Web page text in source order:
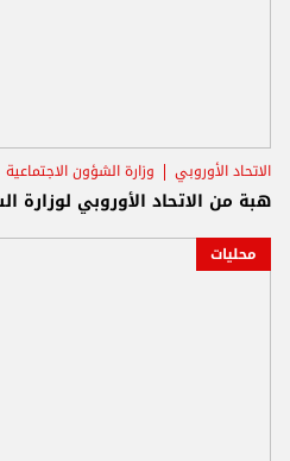
الاتحاد الأوروبي وزارة الشؤون الاجتماعية
هبة من الاتحاد الأوروبي لوزارة الشؤون
محليات